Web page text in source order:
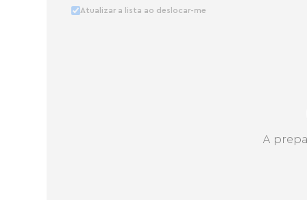
A
Atualizar a lista ao deslocar-me